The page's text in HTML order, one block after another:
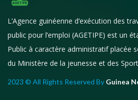
L’Agence guinéenne d’exécution des
public pour l’emploi (AGETIPE) est un
Public à caractère administratif placée
du Ministère de la jeunesse et des
2023 © All Rights Reserved By Guinea